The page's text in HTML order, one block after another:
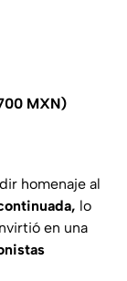
MXN)
homenaje al
lo
en una